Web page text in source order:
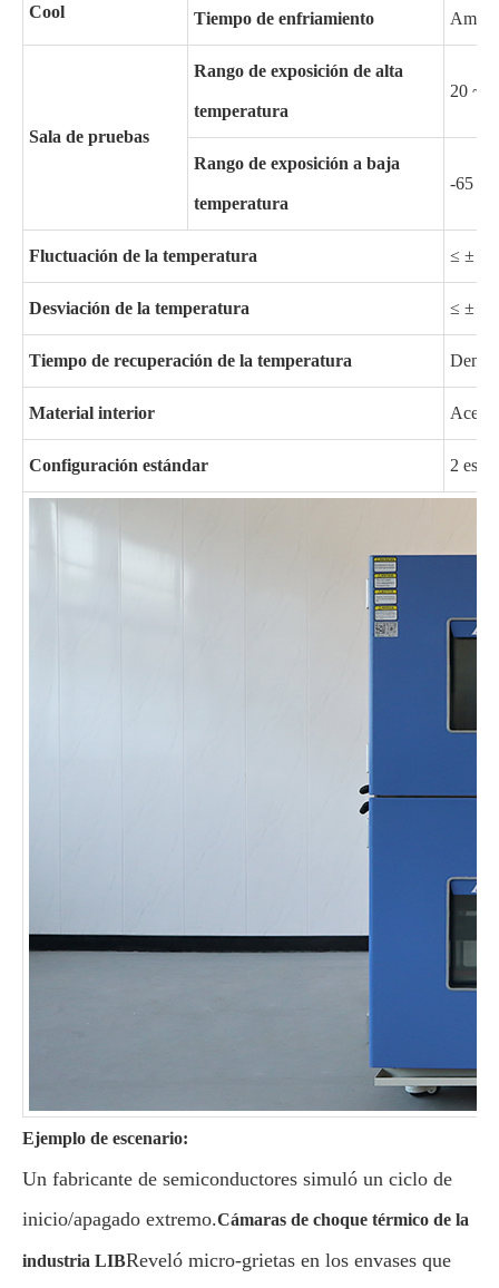
Cool Tiempo de enfriamiento
Sala de pruebas
Rango de exposición de alta
temperatura
20 ~
Rango de exposición a baja
temperatura
-65 ~
Fluctuación de la temperatura ≤ ±
Desviación de la temperatura ≤ ± 3
Tiempo de recuperación de la temperatura
Material interior Acero
Configuración estándar 2
Ejemplo de escenario:
Un fabricante de semiconductores simuló un ciclo de
inicio/apagado extremo.Cámaras de choque térmico de la
industria LIBReveló micro-grietas en los envases que